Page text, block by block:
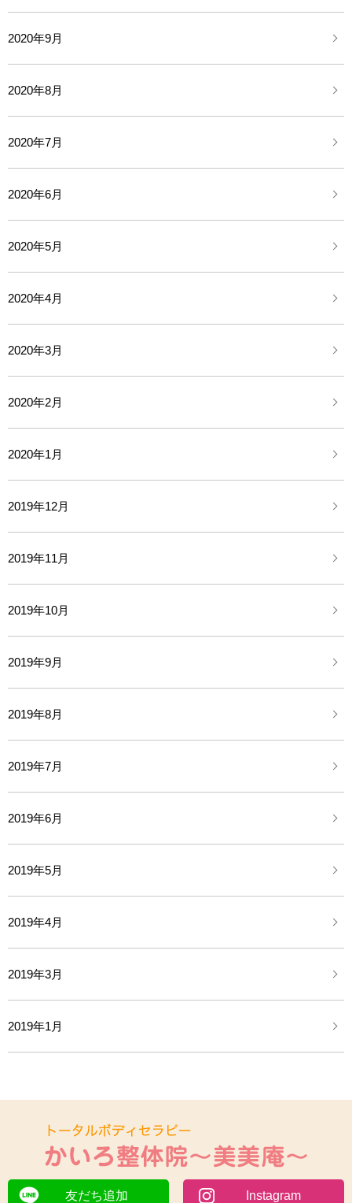
2020年9月
2020年8月
2020年7月
2020年6月
2020年5月
2020年4月
2020年3月
2020年2月
2020年1月
2019年12月
2019年11月
2019年10月
2019年9月
2019年8月
2019年7月
2019年6月
2019年5月
2019年4月
2019年3月
2019年1月
友だち追加 Instagram